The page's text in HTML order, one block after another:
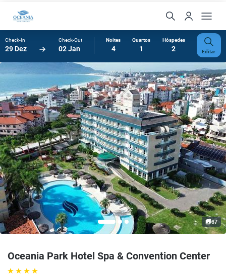
Check-In
29 Dez
Check-Out
02 Jan
Noites
4
Quartos
1
Hóspedes
2 Editar
Oceania Park Hotel Spa & Convention Center
67